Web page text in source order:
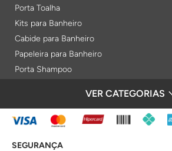
Porta Toalha
Kits para Banheiro
Cabide para Banheiro
Papeleira para Banheiro
Porta Shampoo
Porta Toalha Aquecido
Gabinetes para Banheiro
Lixeiras
VER CATEGORIAS
FORMAS DE PAGAMENTO
SEGURANÇA